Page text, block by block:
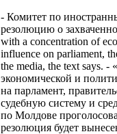
- Комитет по
резолюцию о
with a concentration of
influence on parliament,
the media, the text says. -
экономической и
на парламент,
судебную систему и
по Молдове
резолюция будет